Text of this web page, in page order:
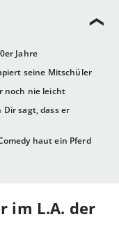
Jahre
seine Mitschüler
noch nie leicht
Dir sagt, dass er
haut ein Pferd
im L.A. der